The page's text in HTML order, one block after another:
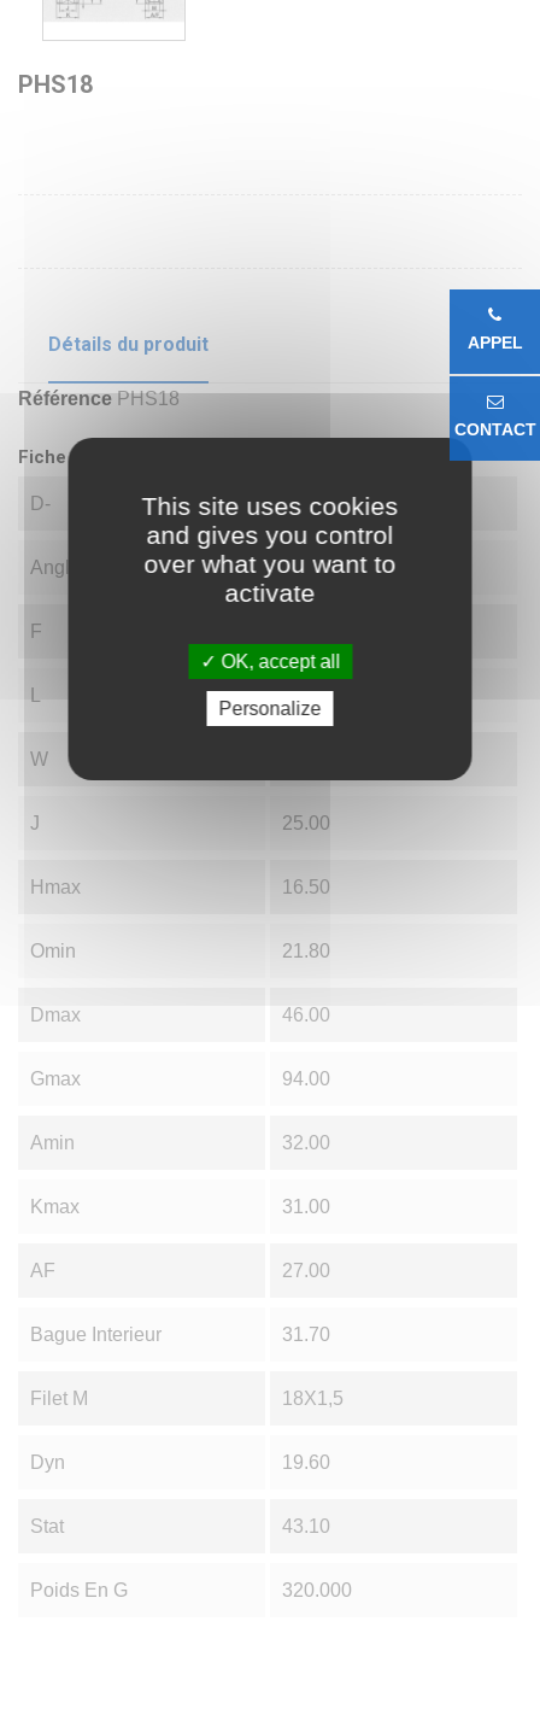
PHS18
Détails du produit
Référence PHS18
Fiche technique
D- 18.00
Angle 15.00
F
10.00
W
J 25.00
Hmax 16.50
Omin 21.80
Dmax 46.00
Gmax 94.00
Amin 32.00
Kmax 31.00
AF 27.00
Bague Interieur 31.70
Filet M 18X1,5
Dyn 19.60
Stat 43.10
Poids En G 320.000
APPEL
CONTACT
This site uses cookies
and gives you control
over what you want to
activate
OK, accept all
Personalize